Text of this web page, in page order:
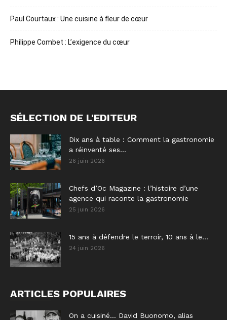
Paul Courtaux : Une cuisine à fleur de cœur
Philippe Combet : L’exigence du cœur
SÉLECTION DE L'EDITEUR
Dix ans à table : Comment la gastronomie
a réinventé ses...
26 juin 2026
Chefs d’Oc Magazine : l’histoire d’une
agence qui raconte la gastronomie
25 juin 2026
15 ans à défendre le terroir, 10 ans à le...
24 juin 2026
ARTICLES POPULAIRES
On a cuisiné… David Buonomo, alias